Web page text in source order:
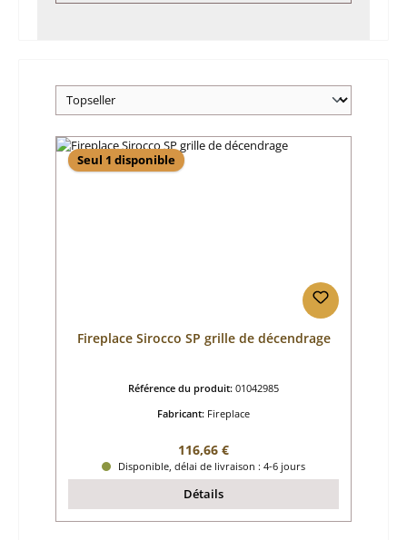
Seul 1 disponible
Fireplace Sirocco SP grille de décendrage
Référence du produit: 01042985
Fabricant: Fireplace
Prix régulier :
116,66 €
Disponible, délai de livraison : 4-6 jours
Détails